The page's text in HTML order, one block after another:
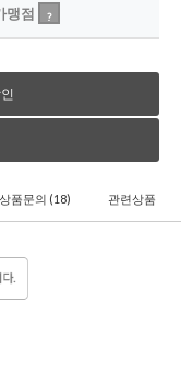
맹점 ?
상품문의 (18) 관련상품